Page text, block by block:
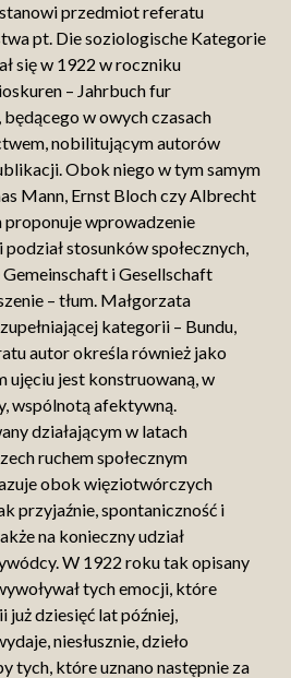
przedmiot referatu
pt. Die soziologische Kategorie
się w 1922 w roczniku
– Jahrbuch fur
w owych czasach
nobilitującym autorów
Obok niego w tym samym
Mann, Ernst Bloch czy Albrecht
proponuje wprowadzenie
stosunków społecznych,
i Gesellschaft
– tłum. Małgorzata
kategorii – Bundu,
autor określa również jako
ujęciu jest konstruowaną, w
wspólnotą afektywną.
działającym w latach
ruchem społecznym
obok więziotwórczych
przyjaźnie, spontaniczność i
na konieczny udział
W 1922 roku tak opisany
tych emocji, które
już dziesięć lat później,
niesłusznie, dzieło
tych, które uznano następnie za